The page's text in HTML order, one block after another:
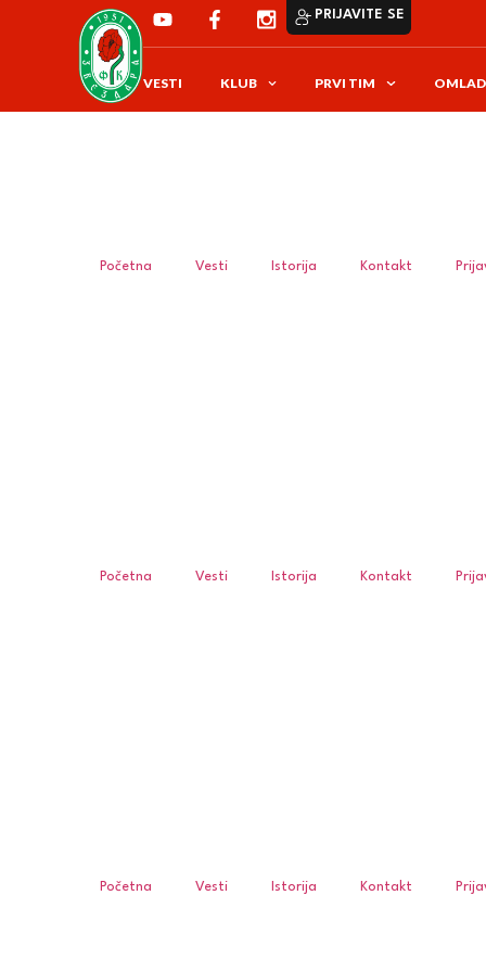
PRIJAVITE SE
VESTI KLUB PRVI TIM
Početna Vesti Istorija Kontakt
Početna Vesti Istorija Kontakt
Početna Vesti Istorija Kontakt